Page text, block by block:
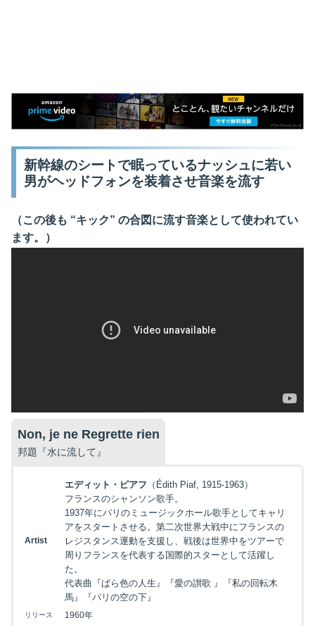
新幹線のシートで眠っているナッシュに若い
男がヘッドフォンを装着させ音楽を流す
（この後も “キック” の合図に流す音楽として使われてい
ます。）
Non, je ne Regrette rien
邦題『水に流して』
Artist
エディット・ピアフ （Édith Piaf, 1915-1963）
フランスのシャンソン歌手。
1937年にパリのミュージックホール歌手としてキャリ
アをスタートさせる。第二次世界大戦中にフランスの
レジスタンス運動を支援し、戦後は世界中をツアーで
周りフランスを代表する国際的スターとして活躍し
た。
代表曲『ばら色の人生』『愛の讃歌 』『私の回転木
馬』『パリの空の下』
リリース 1960年